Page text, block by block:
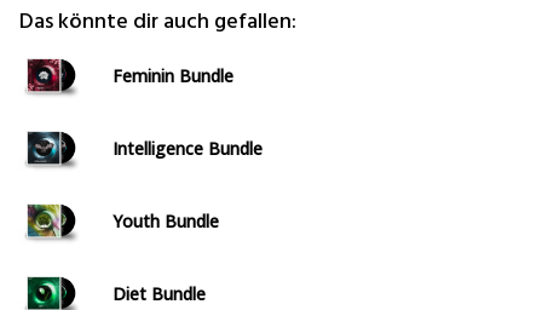
Das könnte dir auch gefallen:
Feminin Bundle
Intelligence Bundle
Youth Bundle
Diet Bundle